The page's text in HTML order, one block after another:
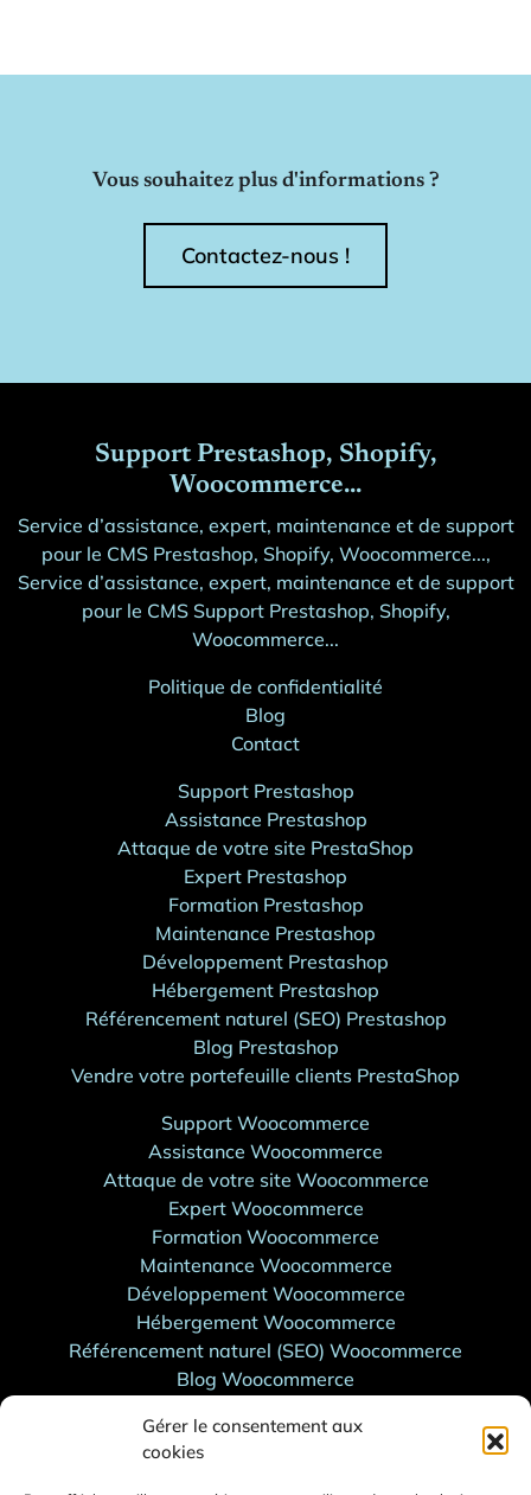
Gérer le consentement aux
cookies
Vous souhaitez plus d'informations ?
Contactez-nous !
Support Prestashop, Shopify,
Woocommerce...
Service d’assistance, expert, maintenance et de support
pour le CMS Prestashop, Shopify, Woocommerce...,
Service d’assistance, expert, maintenance et de support
pour le CMS Support Prestashop, Shopify,
Woocommerce...
Politique de confidentialité
Blog
Contact
Support Prestashop
Assistance Prestashop
Attaque de votre site PrestaShop
Expert Prestashop
Formation Prestashop
Maintenance Prestashop
Développement Prestashop
Hébergement Prestashop
Référencement naturel (SEO) Prestashop
Blog Prestashop
Vendre votre portefeuille clients PrestaShop
Support Woocommerce
Assistance Woocommerce
Attaque de votre site Woocommerce
Expert Woocommerce
Formation Woocommerce
Maintenance Woocommerce
Développement Woocommerce
Hébergement Woocommerce
Référencement naturel (SEO) Woocommerce
Blog Woocommerce
Support Shopify